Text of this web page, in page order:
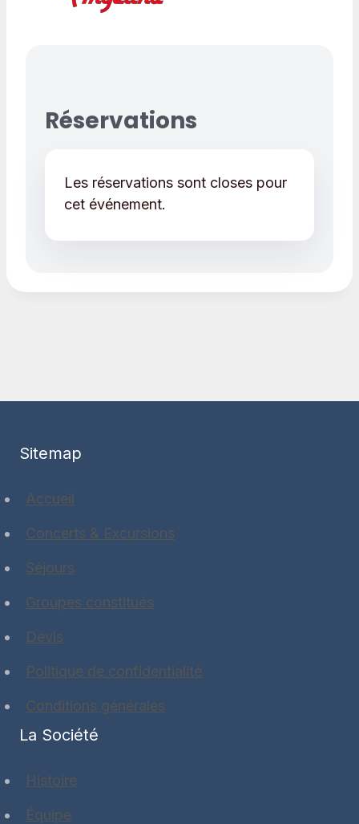
Réservations
Les réservations sont closes pour
cet événement.
Sitemap
Accueil
Concerts & Excursions
Séjours
Groupes constitués
Devis
Politique de confidentialité
Conditions générales
La Société
Histoire
Équipe